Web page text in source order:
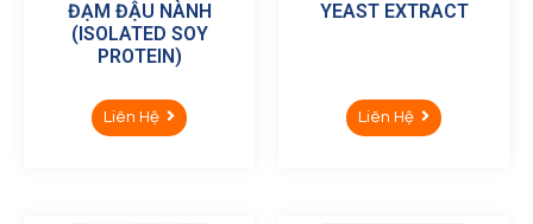
ĐẠM ĐẬU NÀNH
(ISOLATED SOY
PROTEIN)
Liên Hệ
YEAST EXTRACT
Liên Hệ